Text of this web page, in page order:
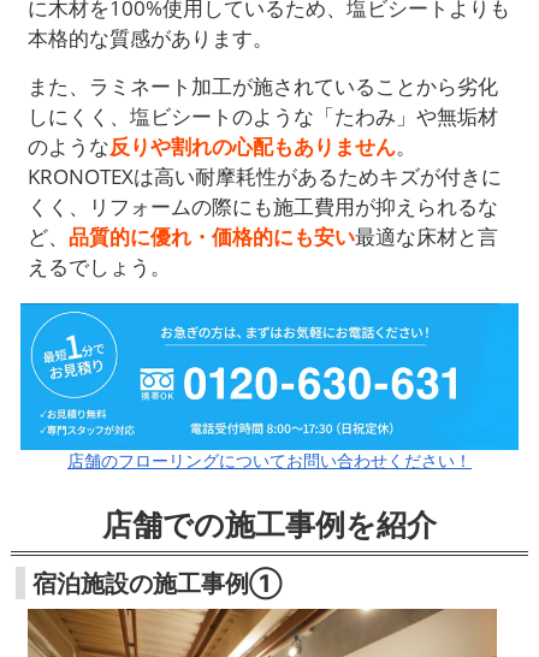
に木材を100%使用しているため、塩ビシートよりも
本格的な質感があります。
また、ラミネート加工が施されていることから劣化
しにくく、塩ビシートのような「たわみ」や無垢材
のような反りや割れの心配もありません。
KRONOTEXは高い耐摩耗性があるためキズが付きに
くく、リフォームの際にも施工費用が抑えられるな
ど、品質的に優れ・価格的にも安い最適な床材と言
えるでしょう。
店舗のフローリングについてお問い合わせください！
店舗での施工事例を紹介
宿泊施設の施工事例①